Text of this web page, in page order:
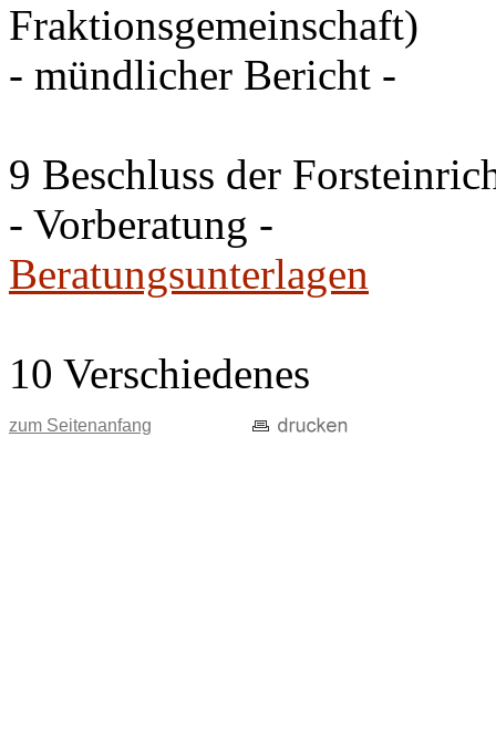
Fraktionsgemeinschaft)
- mündlicher Bericht -
9 Beschluss der
- Vorberatung -
Beratungsunterlagen
10 Verschiedenes
zum Seitenanfang